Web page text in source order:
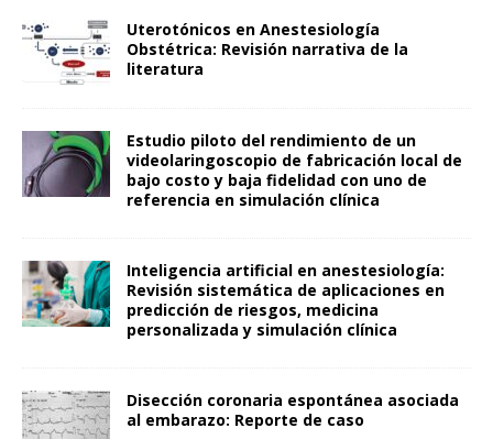
Uterotónicos en Anestesiología
Obstétrica: Revisión narrativa de la
literatura
Estudio piloto del rendimiento de un
videolaringoscopio de fabricación local de
bajo costo y baja fidelidad con uno de
referencia en simulación clínica
Inteligencia artificial en anestesiología:
Revisión sistemática de aplicaciones en
predicción de riesgos, medicina
personalizada y simulación clínica
Disección coronaria espontánea asociada
al embarazo: Reporte de caso